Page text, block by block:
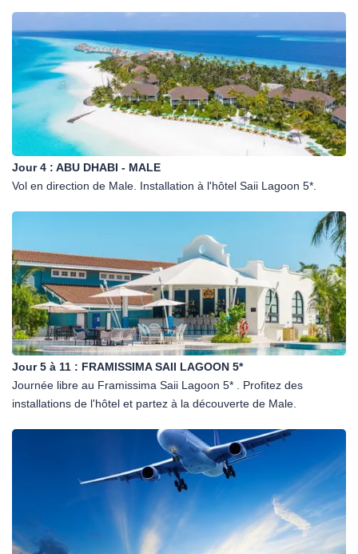
Jour 4 : ABU DHABI - MALE
Vol en direction de Male. Installation à l'hôtel Saii Lagoon 5*.
Jour 5 à 11 : FRAMISSIMA SAII LAGOON 5*
Journée libre au Framissima Saii Lagoon 5* . Profitez des
installations de l'hôtel et partez à la découverte de Male.